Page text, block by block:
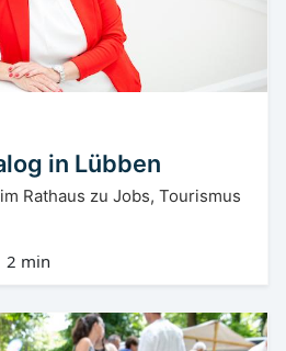
in Lübben
Rathaus zu Jobs, Tourismus
2 min